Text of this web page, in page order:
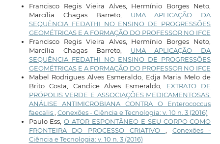
Francisco Regis Vieira Alves, Hermínio Borges Neto,
Marcília Chagas Barreto, UMA APLICAÇÃO DA
SEQUÊNCIA FEDATHI NO ENSINO DE PROGRESSÕES
GEOMÉTRICAS E A FORMAÇÃO DO PROFESSOR NO IFCE
Francisco Regis Vieira Alves, Hermínio Borges Neto,
Marcília Chagas Barreto, UMA APLICAÇÃO DA
SEQUÊNCIA FEDATHI NO ENSINO DE PROGRESSÕES
GEOMÉTRICAS E A FORMAÇÃO DO PROFESSOR NO IFCE
Mabel Rodrigues Alves Esmeraldo, Edja Maria Melo de
Brito Costa, Candice Alves Esmeraldo, EXTRATO DE
PRÓPOLIS VERDE E ASSOCIAÇÕES MEDICAMENTOSAS:
ANÁLISE ANTIMICROBIANA CONTRA O Enterococcus
faecalis Conexões - Ciência e Tecnologia: v. 10 n. 3 (2016)
Paulo Ess,O ATOR ESPONTÂNEO E SEU CORPO COMO
FRONTEIRA DO PROCESSO CRIATIVO
Conexões -
Ciência e Tecnologia: v. 10 n. 3 (2016)